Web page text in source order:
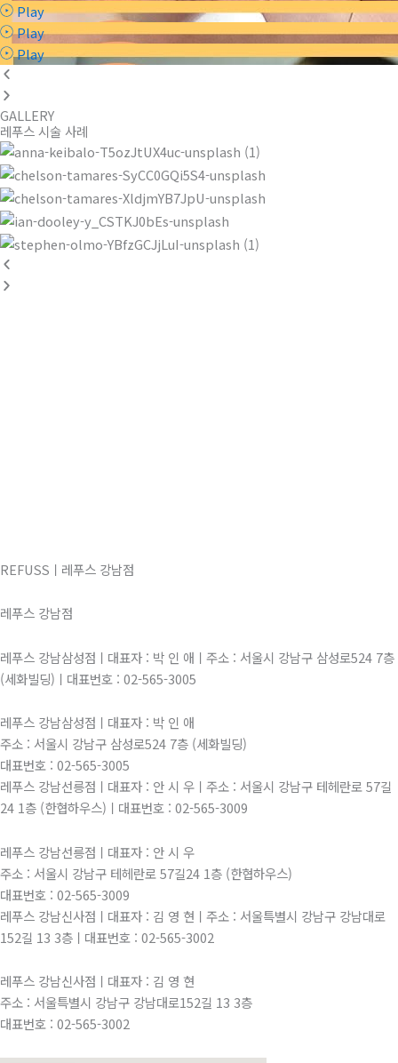
Play
Play
Play
GALLERY
레푸스 시술 사례
REFUSSㅣ레푸스 강남점
레푸스 강남점
레푸스 강남삼성점ㅣ대표자 : 박 인 애ㅣ주소 : 서울시 강남구 삼성로524 7층
(세화빌딩)ㅣ대표번호 : 02-565-3005
레푸스 강남삼성점ㅣ대표자 : 박 인 애
주소 : 서울시 강남구 삼성로524 7층 (세화빌딩)
대표번호 : 02-565-3005
레푸스 강남선릉점ㅣ대표자 : 안 시 우ㅣ주소 : 서울시 강남구 테헤란로 57길
24 1층 (한협하우스)ㅣ대표번호 : 02-565-3009
레푸스 강남선릉점ㅣ대표자 : 안 시 우
주소 : 서울시 강남구 테헤란로 57길24 1층 (한협하우스)
대표번호 : 02-565-3009
레푸스 강남신사점ㅣ대표자 : 김 영 현ㅣ주소 : 서울특별시 강남구 강남대로
152길 13 3층ㅣ대표번호 : 02-565-3002
레푸스 강남신사점ㅣ대표자 : 김 영 현
주소 : 서울특별시 강남구 강남대로152길 13 3층
대표번호 : 02-565-3002